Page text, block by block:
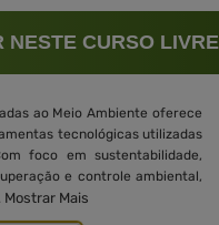
NESTE CURSO LIVRE
ao Meio Ambiente oferece
tecnológicas utilizadas
foco em sustentabilidade,
e controle ambiental,
Mostrar Mais